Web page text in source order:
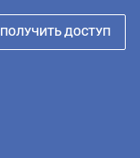
ПОЛУЧИТЬ ДОСТУП